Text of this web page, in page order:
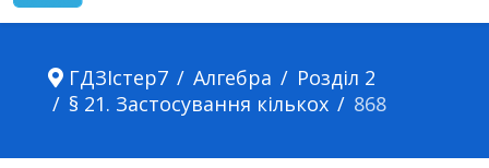
ГДЗІстер7 Алгебра
Розділ 2
§ 21. Застосування кількох
868